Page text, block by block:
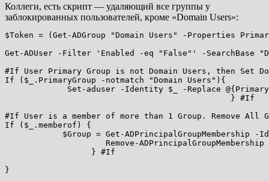
Коллеги, есть скрипт — удаляющий все группы у
заблокированных пользователей, кроме «Domain Users»:
$Token = (Get-ADGroup "Domain Users" -Properties
Get-ADUser -Filter 'Enabled -eq "False"' -SearchBase
#If User Primary Group is not Domain Users, then Set
If ($_.PrimaryGroup -notmatch "Domain Users"){
Set-aduser -Identity $_ -Replace
                                               } #If
#If User is a member of more than 1 Group. Remove All
If ($_.memberof) {
$Group = Get-ADPrincipalGroupMembership -
Remove-
                  } #If
}